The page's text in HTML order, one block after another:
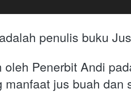
adalah penulis buku
Penerbit Andi
manfaat jus buah dan